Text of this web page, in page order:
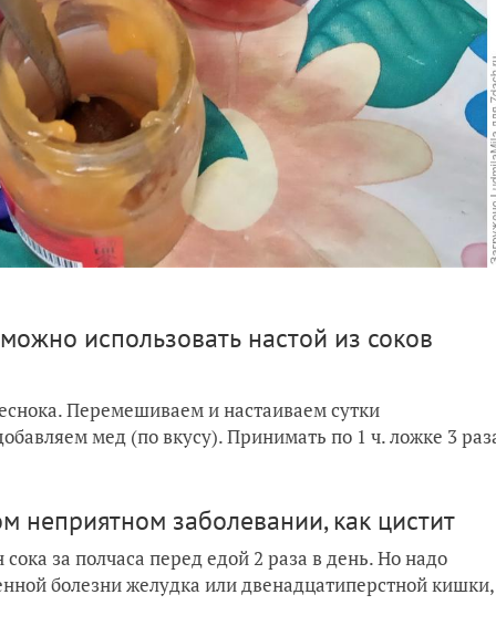
использовать настой из соков
Перемешиваем и настаиваем сутки
мед (по вкусу). Принимать по 1 ч. ложке 3
неприятном заболевании, как цистит
за полчаса перед едой 2 раза в день. Но надо
болезни желудка или двенадцатиперстной кишки,